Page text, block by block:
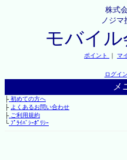
株式
ノジマ
モバイル
ポイント ｜ マ
ログイン
メ
├初めての方へ
├ よくあるお問い合わせ
├ご利用規約
└ﾌﾟﾗｲﾊﾞｼｰﾎﾟﾘｼｰ